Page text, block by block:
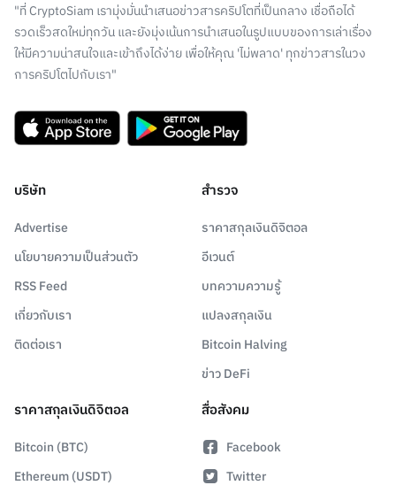
"ที่ CryptoSiam เรามุ่งมั่นนำเสนอข่าวสารคริปโตที่เป็นกลาง เชื่อถือได้
รวดเร็วสดใหม่ทุกวัน และยังมุ่งเน้นการนำเสนอในรูปแบบของการเล่าเรื่อง
ให้มีความน่าสนใจและเข้าถึงได้ง่าย เพื่อให้คุณ 'ไม่พลาด' ทุกข่าวสารในวง
การคริปโตไปกับเรา"
บริษัท
Advertise
นโยบายความเป็นส่วนตัว
RSS Feed
เกี่ยวกับเรา
ติดต่อเรา
สำรวจ
ราคาสกุลเงินดิจิตอล
อีเวนต์
บทความความรู้
แปลงสกุลเงิน
Bitcoin Halving
ข่าว DeFi
ราคาสกุลเงินดิจิตอล
Bitcoin (BTC)
Ethereum (USDT)
สื่อสังคม
Facebook
Twitter